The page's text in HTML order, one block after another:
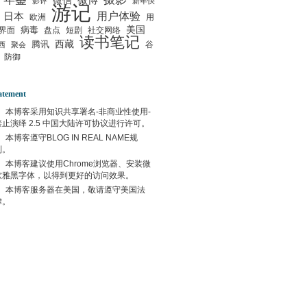
日本 欧洲 游记 用户体验
用
面
病毒 盘点 短剧 社交网络 美国
聚会 腾讯 西藏 读书笔记
谷
防御
本博客采用知识共享署名-非商业性使用-
止演绎 2.5 中国大陆许可协议进行许可。
本博客遵守BLOG IN REAL NAME规
本博客建议使用Chrome浏览器、安装微
雅黑字体，以得到更好的访问效果。
本博客服务器在美国 ，敬请遵守美国法